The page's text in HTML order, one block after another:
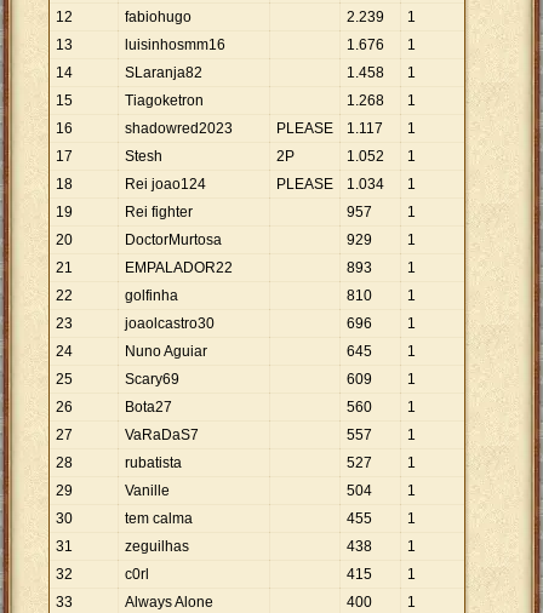
12
fabiohugo 2.239
1
13
luisinhosmm16 1.676
1
14
SLaranja82 1.458
1
15
Tiagoketron 1.268
1
16
shadowred2023 PLEASE 1.117
1
17
Stesh 2P 1.052
1
18
Rei joao124 PLEASE 1.034
1
19
Rei fighter 957
1
20
DoctorMurtosa 929
1
21
EMPALADOR22 893
1
22
golfinha 810
1
23
joaolcastro30 696
1
24
Nuno Aguiar 645
1
25
Scary69 609
1
26
Bota27 560
1
27
VaRaDaS7 557
1
28
rubatista 527
1
29
Vanille 504
1
30
tem calma 455
1
31
zeguilhas 438
1
32
c0rl 415
1
33
Always Alone 400
1